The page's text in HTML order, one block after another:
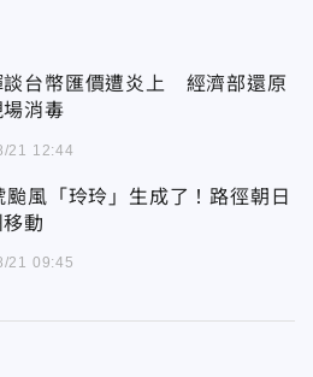
談台幣匯價遭炎上 經濟部還原
消毒
21 12:44
颱風「玲玲」生成了！路徑朝日
動
21 09:45